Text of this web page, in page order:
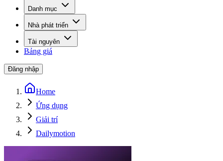
Danh mục
Nhà phát triển
Tài nguyên
Bảng giá
Đăng nhập
Home
Ứng dụng
Giải trí
Dailymotion